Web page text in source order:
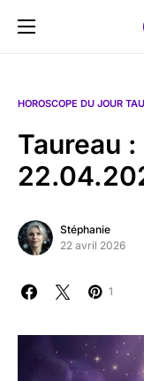
HOROSCOPE DU JOUR
Taureau
Stéphanie
22 avril 2026
1